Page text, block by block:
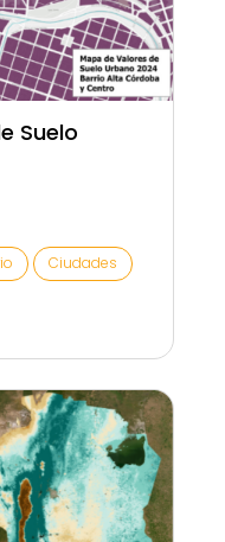
Suelo
Ciudades